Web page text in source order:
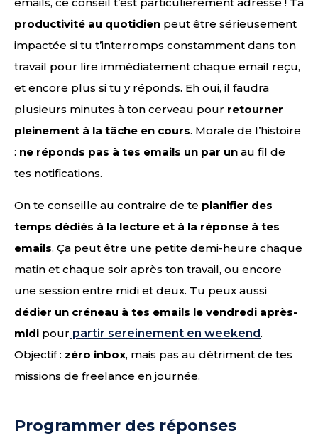
productivité au quotidien peut être sérieusement
impactée si tu t’interromps constamment dans ton
travail pour lire immédiatement chaque email reçu,
et encore plus si tu y réponds. Eh oui, il faudra
plusieurs minutes à ton cerveau pour retourner
pleinement à la tâche en cours. Morale de l’histoire
: ne réponds pas à tes emails un par un au fil de
tes notifications.
On te conseille au contraire de te planifier des
temps dédiés à la lecture et à la réponse à tes
emails. Ça peut être une petite demi-heure chaque
matin et chaque soir après ton travail, ou encore
une session entre midi et deux. Tu peux aussi
dédier un créneau à tes emails le vendredi après-
midi pour partir sereinement en weekend.
Objectif : zéro inbox, mais pas au détriment de tes
missions de freelance en journée.
Programmer des réponses